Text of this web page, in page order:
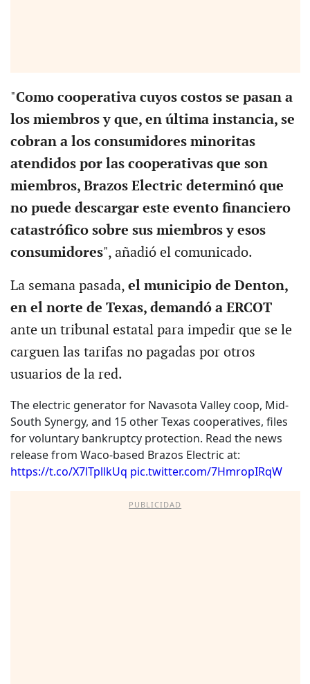
"Como cooperativa cuyos costos se pasan a
los miembros y que, en última instancia, se
cobran a los consumidores minoritas
atendidos por las cooperativas que son
miembros, Brazos Electric determinó que
no puede descargar este evento financiero
catastrófico sobre sus miembros y esos
consumidores", añadió el comunicado.
La semana pasada, el municipio de Denton,
en el norte de Texas, demandó a ERCOT
ante un tribunal estatal para impedir que se le
carguen las tarifas no pagadas por otros
usuarios de la red.
The electric generator for Navasota Valley coop, Mid-
South Synergy, and 15 other Texas cooperatives, files
for voluntary bankruptcy protection. Read the news
release from Waco-based Brazos Electric at:
https://t.co/X7lTpllkUq pic.twitter.com/7HmropIRqW
PUBLICIDAD